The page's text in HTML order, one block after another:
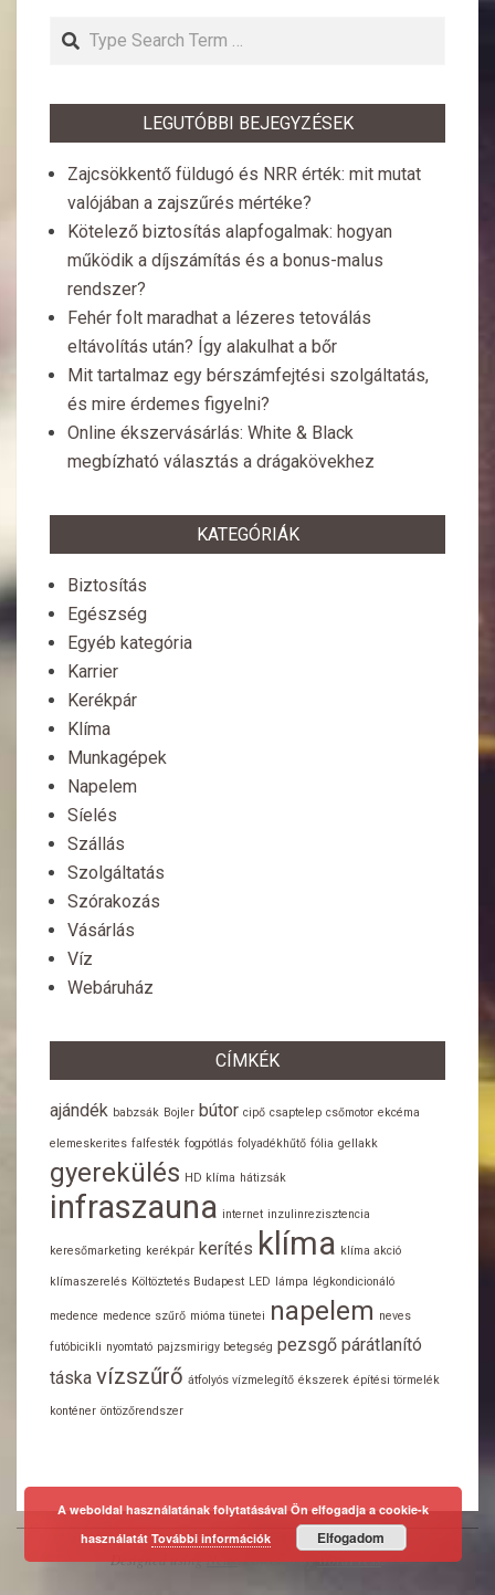
Search
LEGUTÓBBI BEJEGYZÉSEK
Zajcsökkentő füldugó és NRR érték: mit mutat
valójában a zajszűrés mértéke?
Kötelező biztosítás alapfogalmak: hogyan
működik a díjszámítás és a bonus-malus
rendszer?
Fehér folt maradhat a lézeres tetoválás
eltávolítás után? Így alakulhat a bőr
Mit tartalmaz egy bérszámfejtési szolgáltatás,
és mire érdemes figyelni?
Online ékszervásárlás: White & Black
megbízható választás a drágakövekhez
KATEGÓRIÁK
Biztosítás
Egészség
Egyéb kategória
Karrier
Kerékpár
Klíma
Munkagépek
Napelem
Síelés
Szállás
Szolgáltatás
Szórakozás
Vásárlás
Víz
Webáruház
CÍMKÉK
ajándék babzsák Bojler bútor cipő csaptelep csőmotor ekcéma
elemeskerites falfesték fogpótlás folyadékhűtő fólia gellakk
gyerekülés HD klíma hátizsák
infraszauna internet inzulinrezisztencia
keresőmarketing kerékpár kerítés klíma klíma akció
klímaszerelés Költöztetés Budapest LED lámpa légkondicionáló
medence medence szűrő mióma tünetei napelem neves
futóbicikli nyomtató pajzsmirigy betegség pezsgő párátlanító
táska vízszűrő átfolyós vízmelegítő ékszerek építési törmelék
konténer öntözőrendszer
Designed usingNeux. Powered byWordPress.
A weboldal használatának folytatásával Ön elfogadja a cookie-k
használatát További információk Elfogadom